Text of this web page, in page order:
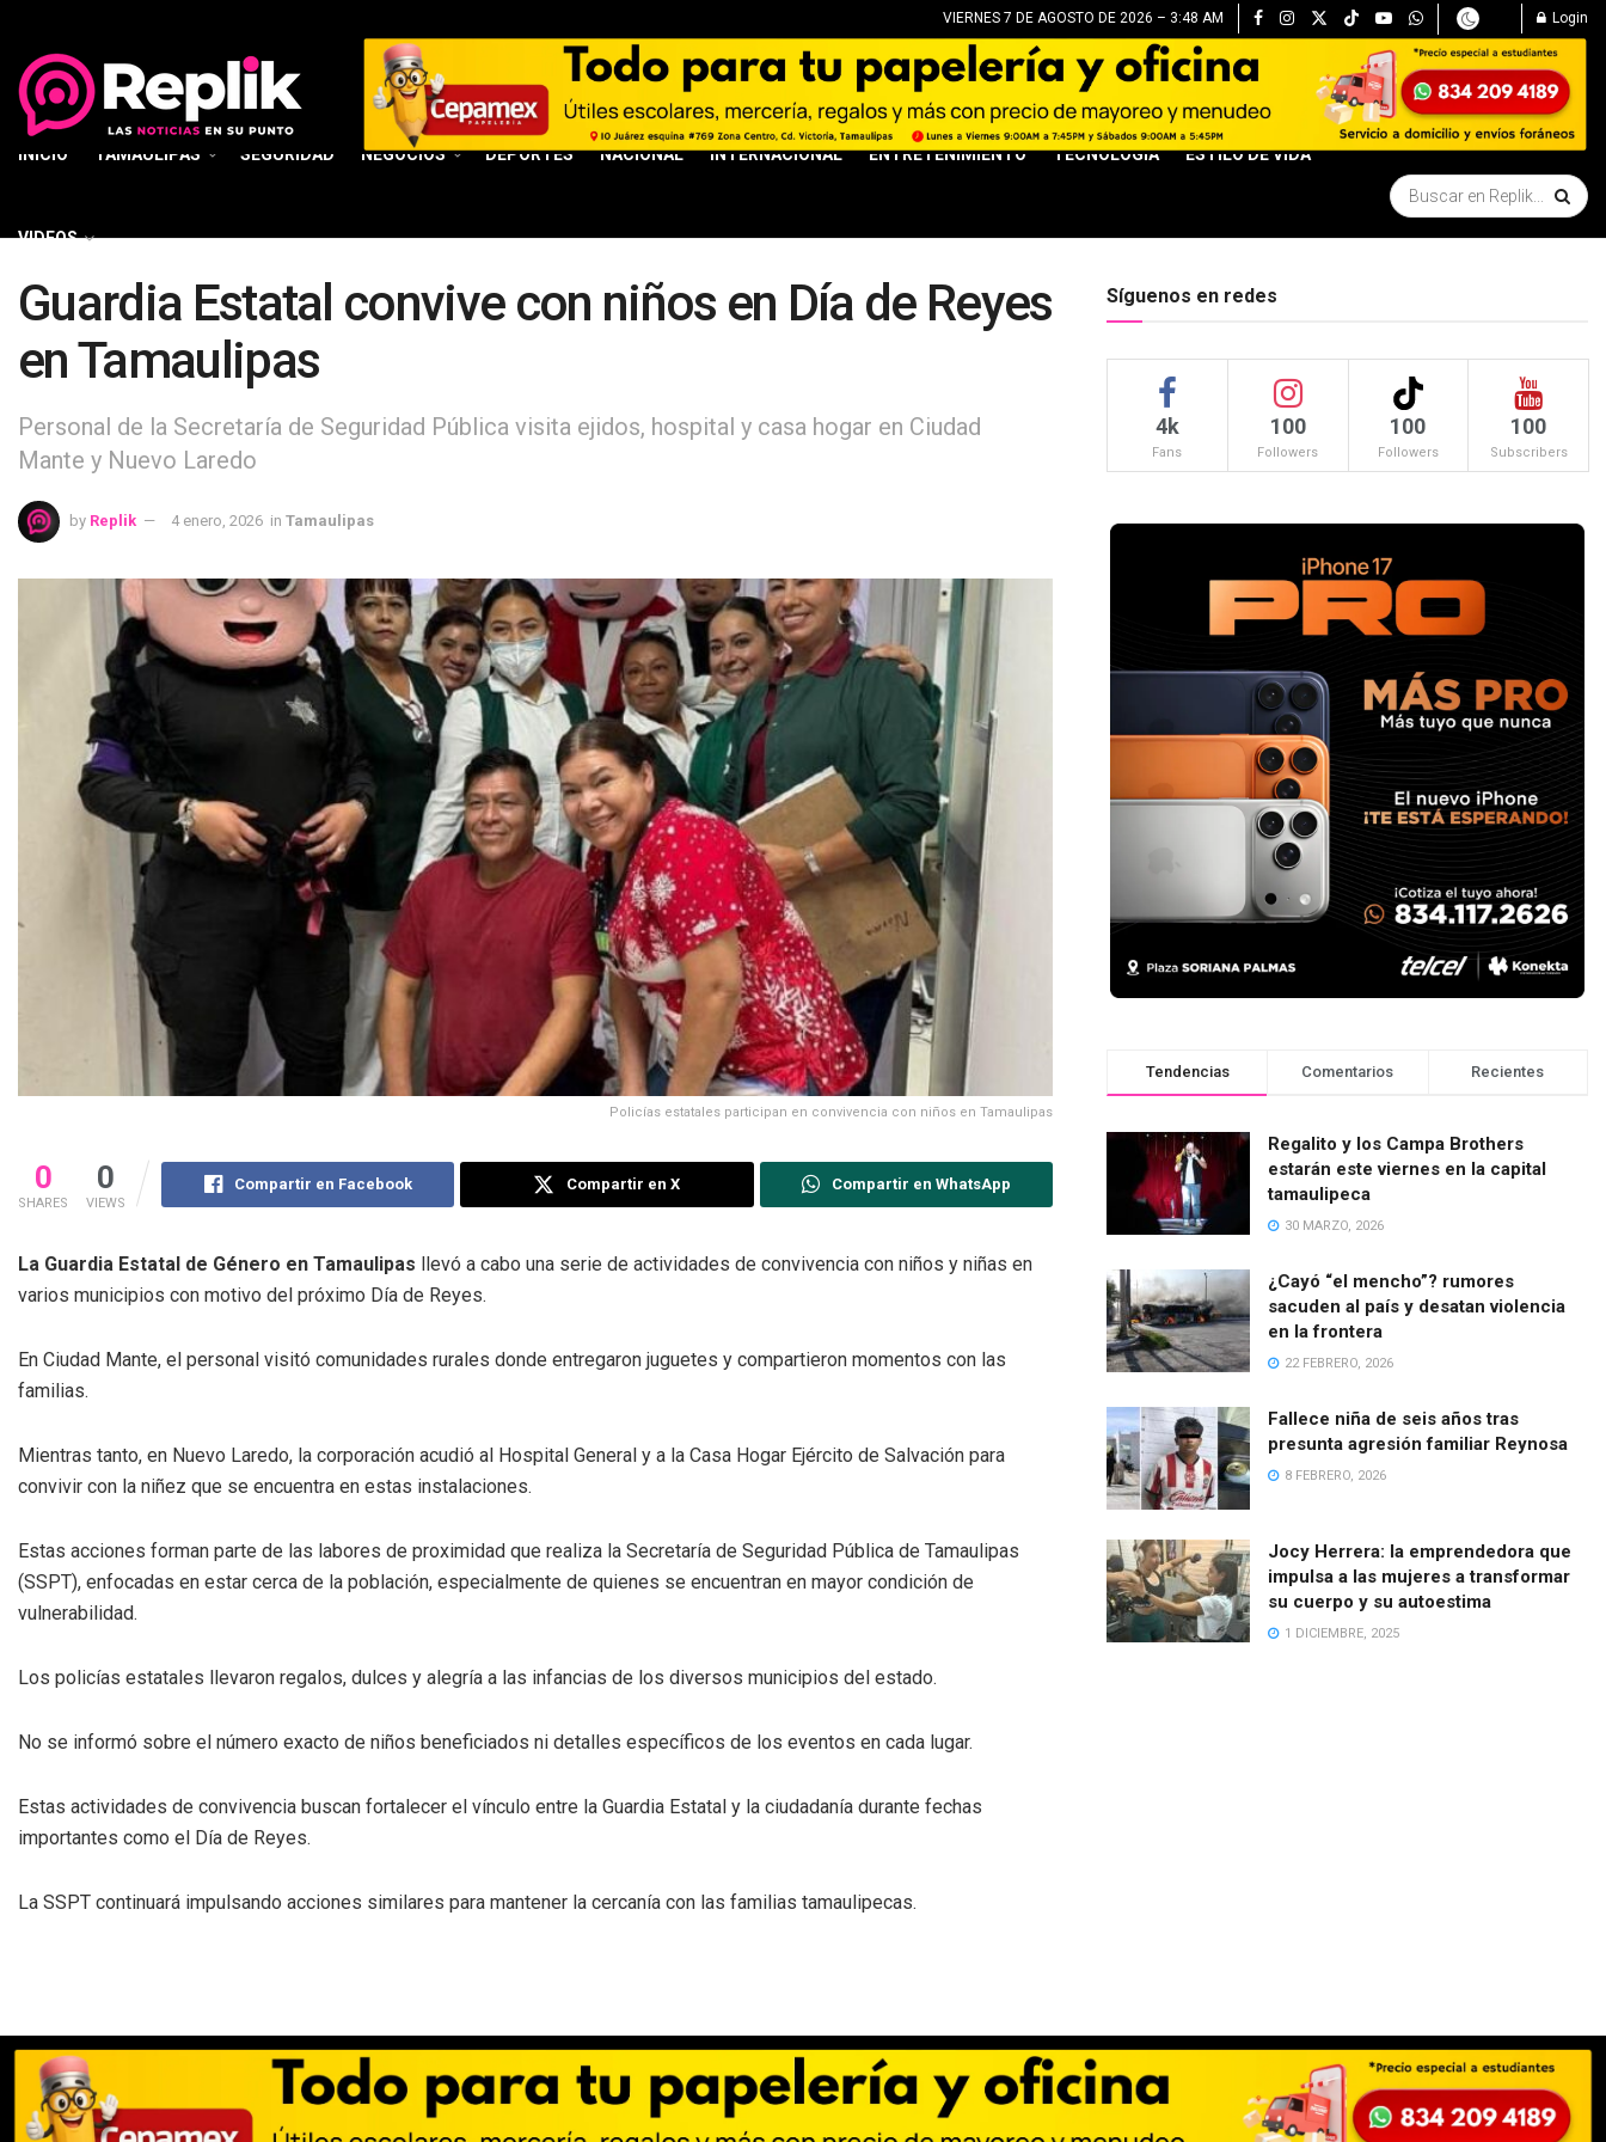
VIERNES 7 DE AGOSTO DE 2026 – 3:48 AM Login
INICIO TAMAULIPAS SEGURIDAD NEGOCIOS DEPORTES NACIONAL INTERNACIONAL ENTRETENIMIENTO TECNOLOGÍA ESTILO DE VIDA
VIDEOS
Guardia Estatal convive con niños en Día de Reyes
en Tamaulipas
Personal de la Secretaría de Seguridad Pública visita ejidos, hospital y casa hogar en Ciudad
Mante y Nuevo Laredo
by Replik 4 enero, 2026 in Tamaulipas
Policías estatales participan en convivencia con niños en Tamaulipas
0
SHARES
0
VIEWS
Compartir en Facebook Compartir en X Compartir en WhatsApp
La Guardia Estatal de Género en Tamaulipas llevó a cabo una serie de actividades de convivencia con niños y niñas en
varios municipios con motivo del próximo Día de Reyes.
En Ciudad Mante, el personal visitó comunidades rurales donde entregaron juguetes y compartieron momentos con las
familias.
Mientras tanto, en Nuevo Laredo, la corporación acudió al Hospital General y a la Casa Hogar Ejército de Salvación para
convivir con la niñez que se encuentra en estas instalaciones.
Estas acciones forman parte de las labores de proximidad que realiza la Secretaría de Seguridad Pública de Tamaulipas
(SSPT), enfocadas en estar cerca de la población, especialmente de quienes se encuentran en mayor condición de
vulnerabilidad.
Los policías estatales llevaron regalos, dulces y alegría a las infancias de los diversos municipios del estado.
No se informó sobre el número exacto de niños beneficiados ni detalles específicos de los eventos en cada lugar.
Estas actividades de convivencia buscan fortalecer el vínculo entre la Guardia Estatal y la ciudadanía durante fechas
importantes como el Día de Reyes.
La SSPT continuará impulsando acciones similares para mantener la cercanía con las familias tamaulipecas.
Síguenos en redes
4k
Fans
100
Followers
100
Followers
100
Subscribers
Tendencias Comentarios Recientes
Regalito y los Campa Brothers
estarán este viernes en la capital
tamaulipeca
30 MARZO, 2026
¿Cayó “el mencho”? rumores
sacuden al país y desatan violencia
en la frontera
22 FEBRERO, 2026
Fallece niña de seis años tras
presunta agresión familiar Reynosa
8 FEBRERO, 2026
Jocy Herrera: la emprendedora que
impulsa a las mujeres a transformar
su cuerpo y su autoestima
1 DICIEMBRE, 2025